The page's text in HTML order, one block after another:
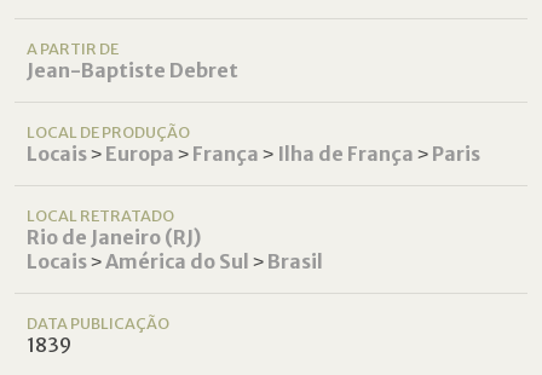
A PARTIR DE
Jean-Baptiste Debret
LOCAL DE PRODUÇÃO
Locais˃ Europa ˃ França ˃ Ilha de França ˃ Paris
LOCAL RETRATADO
Rio de Janeiro (RJ)
Locais˃América do Sul ˃ Brasil
DATA PUBLICAÇÃO
1839